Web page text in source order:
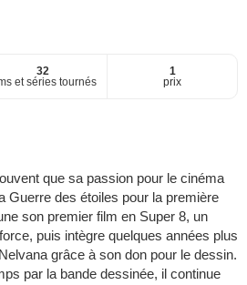
32
et séries tournés
1
prix
que sa passion pour le cinéma
Guerre des étoiles pour la première
son premier film en Super 8, un
puis intègre quelques années plus
grâce à son don pour le dessin.
par la bande dessinée, il continue